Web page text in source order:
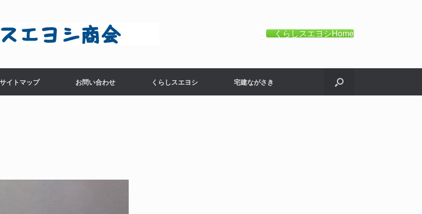
くらしスエヨシHome
サイトマップ お問い合わせ くらしスエヨシ 宅建ながさき